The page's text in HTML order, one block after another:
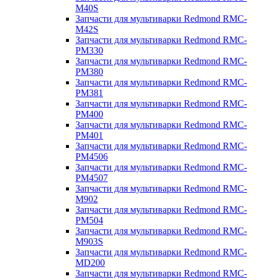
M40S
Запчасти для мультиварки Redmond RMC-
M42S
Запчасти для мультиварки Redmond RMC-
PM330
Запчасти для мультиварки Redmond RMC-
PM380
Запчасти для мультиварки Redmond RMC-
PM381
Запчасти для мультиварки Redmond RMC-
PM400
Запчасти для мультиварки Redmond RMC-
PM401
Запчасти для мультиварки Redmond RMC-
PM4506
Запчасти для мультиварки Redmond RMC-
PM4507
Запчасти для мультиварки Redmond RMC-
M902
Запчасти для мультиварки Redmond RMC-
PM504
Запчасти для мультиварки Redmond RMC-
M903S
Запчасти для мультиварки Redmond RMC-
MD200
Запчасти для мультиварки Redmond RMC-